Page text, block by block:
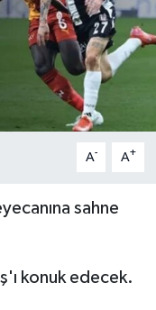
A- A+
sahne
konuk edecek.